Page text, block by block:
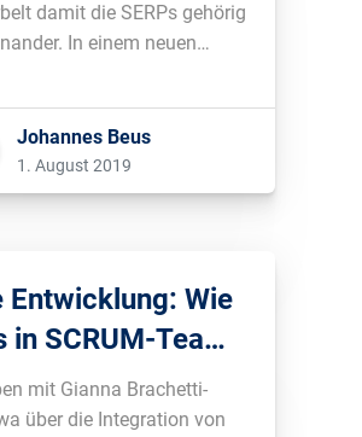
damit die SERPs gehörig
In einem neuen
mehr den Hintergründen
Johannes Beus
1. August 2019
Entwicklung: Wie
in SCRUM-Teams
werden
mit Gianna Brachetti-
über die Integration von